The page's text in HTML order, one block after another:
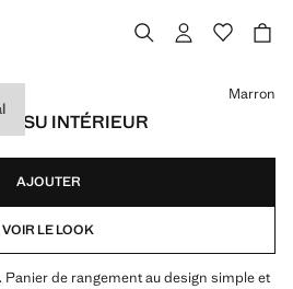
INTÉRIEUR
Marron
AJOUTER
VOIR LE LOOK
de rangement au design simple et